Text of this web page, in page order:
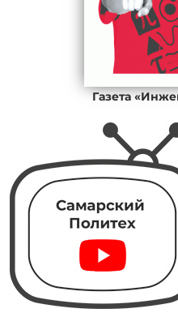
Газета